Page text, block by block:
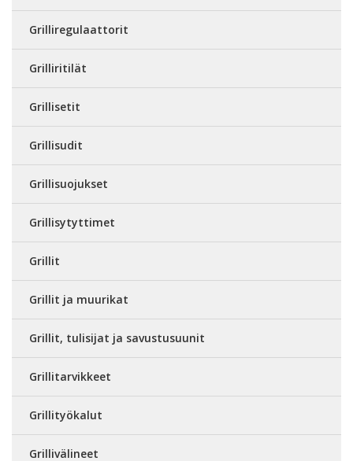
Grilliregulaattorit
Grilliritilät
Grillisetit
Grillisudit
Grillisuojukset
Grillisytyttimet
Grillit
Grillit ja muurikat
Grillit, tulisijat ja savustusuunit
Grillitarvikkeet
Grillityökalut
Grillivälineet